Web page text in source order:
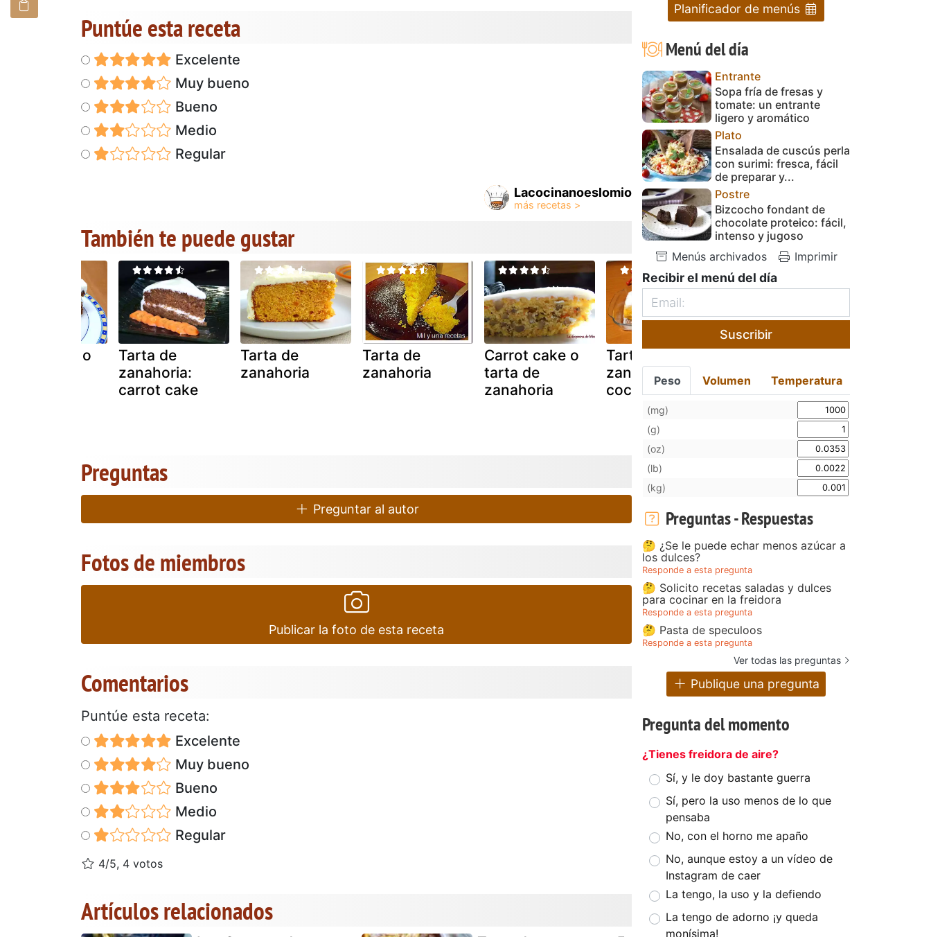
Puntúe esta receta
Excelente
Muy bueno
Bueno
Medio
Regular
Lacocinanoeslomio
También te puede gustar
cake o
Tarta de
zanahoria:
carrot cake
Tarta de
zanahoria
Tarta de
zanahoria
Carrot cake o
tarta de
zanahoria
Tarta de
zanahoria y
coco
zanahorias en
thermomix
Preguntas
Preguntar al autor
Fotos de miembros
Publicar la foto de esta receta
Comentarios
Puntúe esta receta:
Excelente
Muy bueno
Bueno
Medio
Regular
4/5, 4 votos
Artículos relacionados
Planificador de menús
Menú del día
Entrante
Sopa fría de fresas y
tomate: un entrante
ligero y aromático
Plato
Ensalada de cuscús perla
con surimi: fresca, fácil
de preparar y...
Postre
Bizcocho fondant de
chocolate proteico: fácil,
intenso y jugoso
Menús archivados
Imprimir
Recibir el menú del día
Suscribir
Peso Volumen Temperatura
(mg)
(g)
(oz)
(lb)
(kg)
Preguntas - Respuestas
🤔 ¿Se le puede echar menos azúcar a
los dulces?
Responde a esta pregunta
🤔 Solicito recetas saladas y dulces
para cocinar en la freidora
Responde a esta pregunta
🤔 Pasta de speculoos
Responde a esta pregunta
Ver todas las preguntas
Publique una pregunta
Pregunta del momento
¿Tienes freidora de aire?
Sí, y le doy bastante guerra
Sí, pero la uso menos de lo que
pensaba
No, con el horno me apaño
No, aunque estoy a un vídeo de
Instagram de caer
La tengo, la uso y la defiendo
La tengo de adorno ¡y queda
monísima!